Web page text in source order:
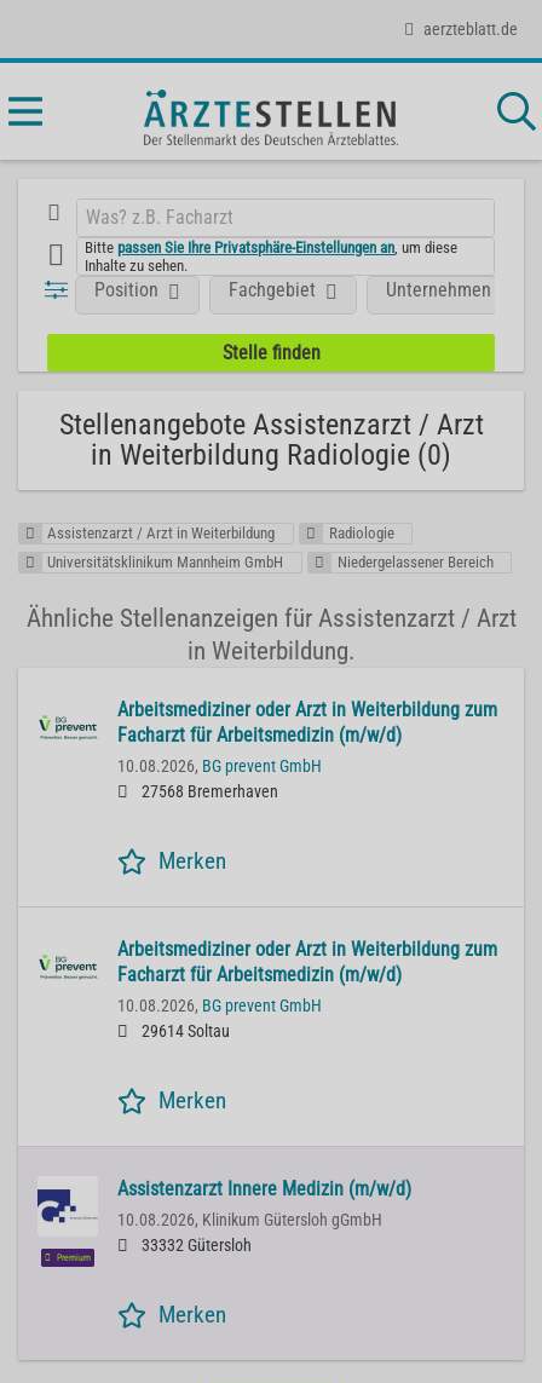
aerzteblatt.de
Bittepassen Sie Ihre Privatsphäre-Einstellungen an , um diese
Inhalte zu sehen.
Position Fachgebiet Unternehmen
Stellenangebote Assistenzarzt / Arzt
in Weiterbildung Radiologie (0)
Assistenzarzt / Arzt in Weiterbildung
Radiologie
Universitätsklinikum Mannheim GmbH
Niedergelassener Bereich
Ähnliche Stellenanzeigen für Assistenzarzt / Arzt
in Weiterbildung.
Arbeitsmediziner oder Arzt in Weiterbildung zum
Facharzt für Arbeitsmedizin (m/w/d)
10.08.2026, BG prevent GmbH
27568 Bremerhaven
Merken
Arbeitsmediziner oder Arzt in Weiterbildung zum
Facharzt für Arbeitsmedizin (m/w/d)
10.08.2026, BG prevent GmbH
29614 Soltau
Merken
Premium
Assistenzarzt Innere Medizin (m/w/d)
10.08.2026, Klinikum Gütersloh gGmbH
33332 Gütersloh
Merken